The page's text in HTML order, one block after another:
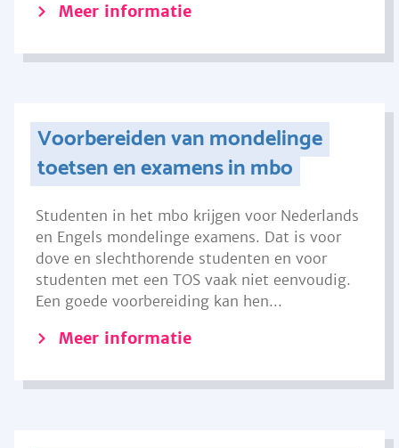
Meer informatie
Voorbereiden van mondelinge
toetsen en examens in mbo
Studenten in het mbo krijgen voor Nederlands
en Engels mondelinge examens. Dat is voor
dove en slechthorende studenten en voor
studenten met een TOS vaak niet eenvoudig.
Een goede voorbereiding kan hen...
Meer informatie